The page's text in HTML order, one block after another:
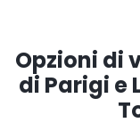
Opzioni di
di Parigi e